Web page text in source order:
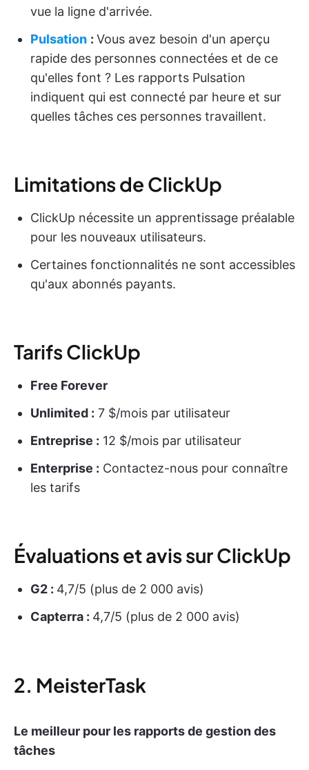
vue la ligne d'arrivée.
Pulsation : Vous avez besoin d'un aperçu
rapide des personnes connectées et de ce
qu'elles font ? Les rapports Pulsation
indiquent qui est connecté par heure et sur
quelles tâches ces personnes travaillent.
Limitations de ClickUp
ClickUp nécessite un apprentissage préalable
pour les nouveaux utilisateurs.
Certaines fonctionnalités ne sont accessibles
qu'aux abonnés payants.
Tarifs ClickUp
Free Forever
Unlimited : 7 $/mois par utilisateur
Entreprise : 12 $/mois par utilisateur
Enterprise : Contactez-nous pour connaître
les tarifs
Évaluations et avis sur ClickUp
G2 : 4,7/5 (plus de 2 000 avis)
Capterra : 4,7/5 (plus de 2 000 avis)
2. MeisterTask
Le meilleur pour les rapports de gestion des
tâches